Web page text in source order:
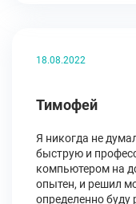
18.08.2022
Тимофей
Я никогда не
быструю и
компьютером на
опытен, и решил
определенно буду